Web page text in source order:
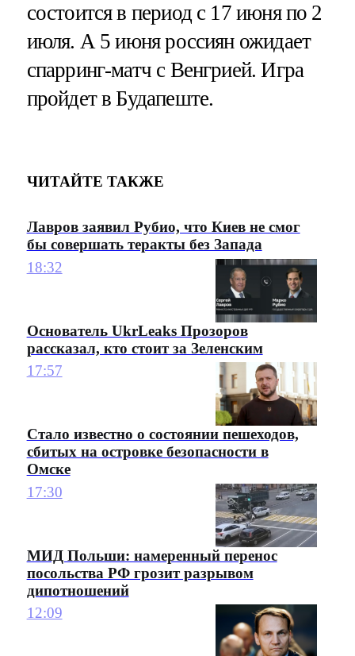
состоится в период с 17 июня по 2
июля. А 5 июня россиян ожидает
спарринг-матч с Венгрией. Игра
пройдет в Будапеште.
ЧИТАЙТЕ ТАКЖЕ
Лавров заявил Рубио, что Киев не смог
бы совершать теракты без Запада
18:32
Основатель UkrLeaks Прозоров
рассказал, кто стоит за Зеленским
17:57
Стало известно о состоянии пешеходов,
сбитых на островке безопасности в
Омске
17:30
МИД Польши: намеренный перенос
посольства РФ грозит разрывом
дипотношений
12:09